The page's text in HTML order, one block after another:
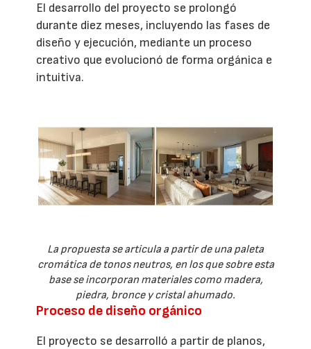
El desarrollo del proyecto se prolongó
durante diez meses, incluyendo las fases de
diseño y ejecución, mediante un proceso
creativo que evolucionó de forma orgánica e
intuitiva.
La propuesta se articula a partir de una paleta
cromática de tonos neutros, en los que sobre esta
base se incorporan materiales como madera,
piedra, bronce y cristal ahumado.
Proceso de diseño orgánico
El proyecto se desarrolló a partir de planos,